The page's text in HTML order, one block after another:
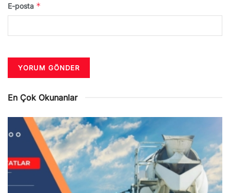
E-posta *
En Çok Okunanlar